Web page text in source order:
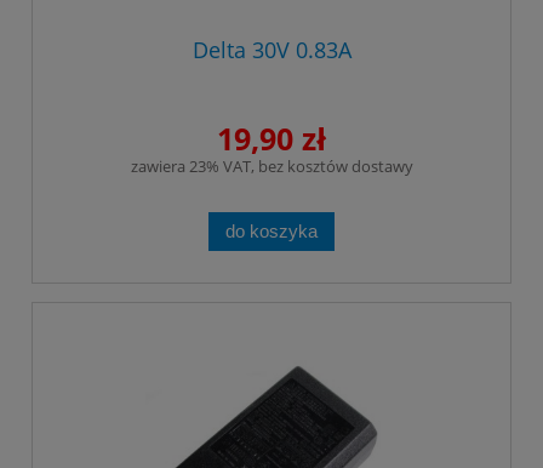
Delta 30V 0.83A
19,90 zł
zawiera 23% VAT, bez kosztów dostawy
do koszyka